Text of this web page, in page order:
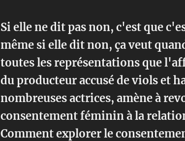
Si elle ne dit pas non, c'est que
même si elle dit non, ça veut
toutes les représentations que
du producteur accusé de viols et
nombreuses actrices, amène à
consentement féminin à la
Comment explorer le